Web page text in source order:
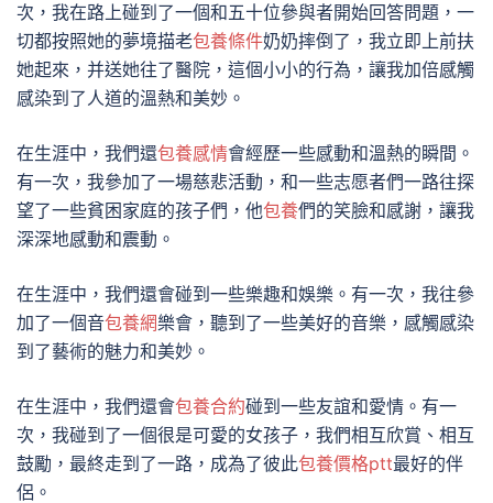
次，我在路上碰到了一個和五十位參與者開始回答問題，一
切都按照她的夢境描老包養條件奶奶摔倒了，我立即上前扶
她起來，并送她往了醫院，這個小小的行為，讓我加倍感觸
感染到了人道的溫熱和美妙。
在生涯中，我們還包養感情會經歷一些感動和溫熱的瞬間。
有一次，我參加了一場慈悲活動，和一些志愿者們一路往探
望了一些貧困家庭的孩子們，他包養們的笑臉和感謝，讓我
深深地感動和震動。
在生涯中，我們還會碰到一些樂趣和娛樂。有一次，我往參
加了一個音包養網樂會，聽到了一些美好的音樂，感觸感染
到了藝術的魅力和美妙。
在生涯中，我們還會包養合約碰到一些友誼和愛情。有一
次，我碰到了一個很是可愛的女孩子，我們相互欣賞、相互
鼓勵，最終走到了一路，成為了彼此包養價格ptt最好的伴
侶。